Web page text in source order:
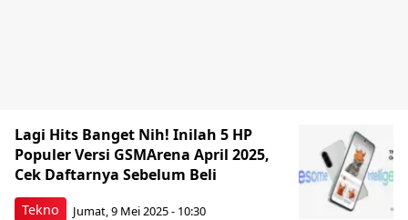
Tekno
Lagi Hits Banget Nih! Inilah 5 HP
Populer Versi GSMArena April 2025,
Cek Daftarnya Sebelum Beli
Jumat, 9 Mei 2025 - 10:30